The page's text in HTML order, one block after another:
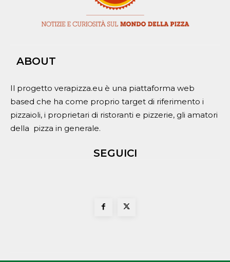
ABOUT
Il progetto verapizza.eu è una piattaforma web
based che ha come proprio target di riferimento i
pizzaioli, i proprietari di ristoranti e pizzerie, gli amatori
della pizza in generale.
SEGUICI